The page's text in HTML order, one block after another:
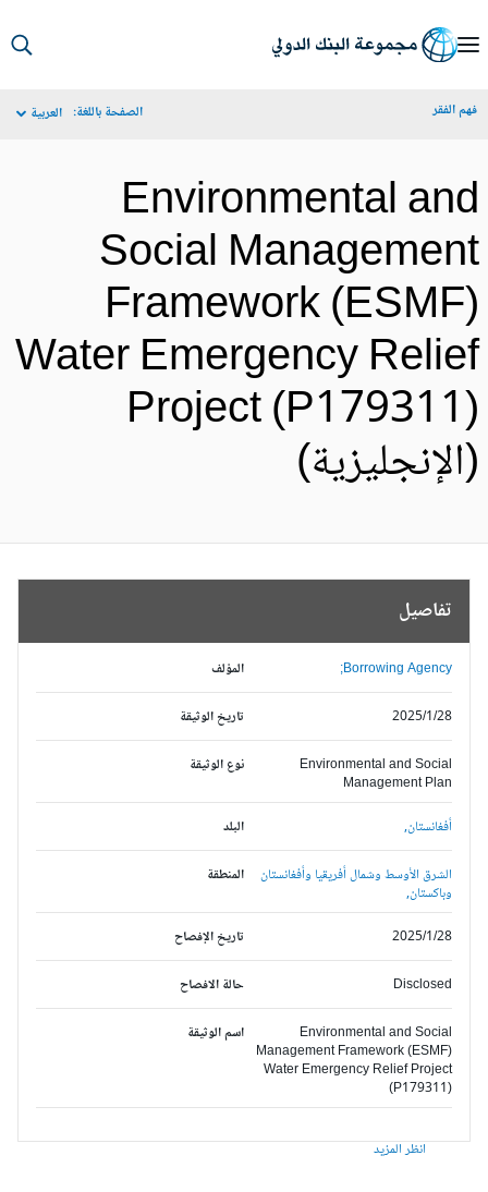
الفقر الصفحة باللغة: العربية
Environmental
Social
Framework
Water Emergency
Project
تفاصيل
المؤلف Borrowing Agency;
تاريخ الوثيقة 2025/1/28
نوع الوثيقة
Environmental and Social
Management Plan
البلد
أفغانستان,
المنطقة
الشرق الأوسط وشمال أفريقيا وأفغانستان
وباكستان,
تاريخ الإفصاح
2025/1/28
حالة الافصاح Disclosed
اسم الوثيقة
Environmental and Social
Management Framework (ESMF)
Water Emergency Relief Project
(P179311)
انظر المزيد